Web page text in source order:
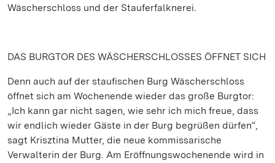
Wäscherschloss und der Stauferfalknerei.
DAS BURGTOR DES WÄSCHERSCHLOSSES ÖFFNET SICH
Denn auch auf der staufischen Burg Wäscherschloss
öffnet sich am Wochenende wieder das große Burgtor:
„Ich kann gar nicht sagen, wie sehr ich mich freue, dass
wir endlich wieder Gäste in der Burg begrüßen dürfen“,
sagt Krisztina Mutter, die neue kommissarische
Verwalterin der Burg. Am Eröffnungswochenende wird in